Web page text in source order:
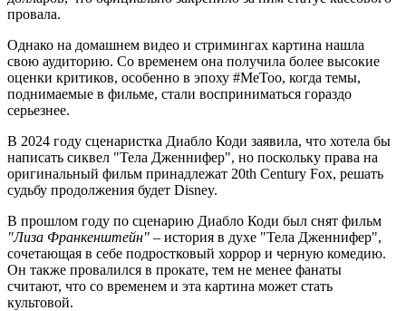
провала.
Однако на домашнем видео и стримингах картина нашла
свою аудиторию. Со временем она получила более высокие
оценки критиков, особенно в эпоху #MeToo, когда темы,
поднимаемые в фильме, стали восприниматься гораздо
серьезнее.
В 2024 году сценаристка Диабло Коди заявила, что хотела бы
написать сиквел "Тела Дженнифер", но поскольку права на
оригинальный фильм принадлежат 20th Century Fox, решать
судьбу продолжения будет Disney.
В прошлом году по сценарию Диабло Коди был снят фильм
"Лиза Франкенштейн" – история в духе "Тела Дженнифер",
сочетающая в себе подростковый хоррор и черную комедию.
Он также провалился в прокате, тем не менее фанаты
считают, что со временем и эта картина может стать
культовой.